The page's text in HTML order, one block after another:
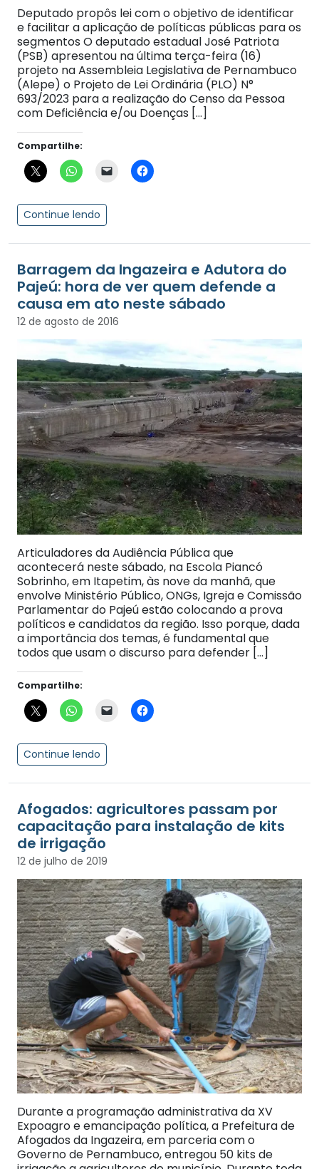
Deputado propôs lei com o objetivo de identificar
e facilitar a aplicação de políticas públicas para os
segmentos O deputado estadual José Patriota
(PSB) apresentou na última terça-feira (16)
projeto na Assembleia Legislativa de Pernambuco
(Alepe) o Projeto de Lei Ordinária (PLO) N°
693/2023 para a realização do Censo da Pessoa
com Deficiência e/ou Doenças […]
Compartilhe:
Continue lendo
Barragem da Ingazeira e Adutora do
Pajeú: hora de ver quem defende a
causa em ato neste sábado
12 de agosto de 2016
Articuladores da Audiência Pública que
acontecerá neste sábado, na Escola Piancó
Sobrinho, em Itapetim, às nove da manhã, que
envolve Ministério Público, ONGs, Igreja e Comissão
Parlamentar do Pajeú estão colocando a prova
políticos e candidatos da região. Isso porque, dada
a importância dos temas, é fundamental que
todos que usam o discurso para defender […]
Compartilhe:
Continue lendo
Afogados: agricultores passam por
capacitação para instalação de kits
de irrigação
12 de julho de 2019
Durante a programação administrativa da XV
Expoagro e emancipação política, a Prefeitura de
Afogados da Ingazeira, em parceria com o
Governo de Pernambuco, entregou 50 kits de